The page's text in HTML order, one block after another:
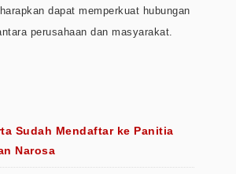
dapat memperkuat hubungan
perusahaan dan masyarakat.
Sudah Mendaftar ke Panitia
Narosa